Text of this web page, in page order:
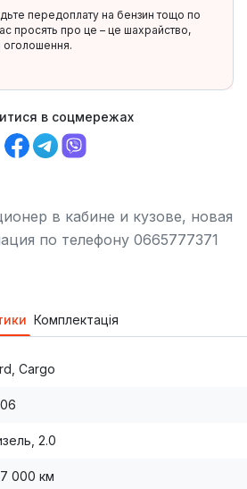
передоплату на бензин тощо по
просять про це – це шахрайство,
оголошення.
в соцмережах
в кабине и кузове, новая
по телефону 0665777371
Комплектація
Cargo
2.0
000 км